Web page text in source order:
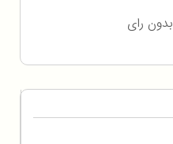
بدون رای